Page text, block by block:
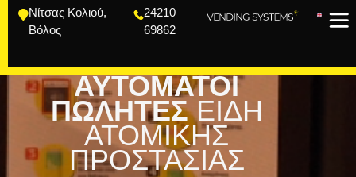
Νίτσας Κολιού,
Βόλος
24210
69862
ΑΥΤΌΜΑΤΟΙ
ΠΩΛΗΤΕΣΕΙΔΗ
ΑΤΟΜΙΚΗΣ
ΠΡΟΣΤΑΣΙΑΣ